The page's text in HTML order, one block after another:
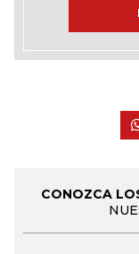
CONOZCA